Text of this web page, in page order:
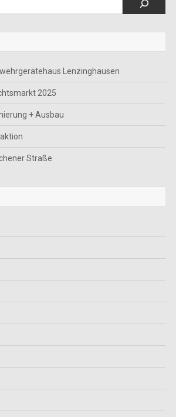
Lenzinghausen
2025
+ Ausbau
Straße